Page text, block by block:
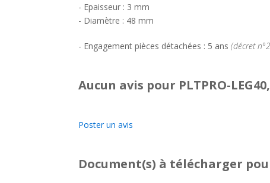
- Epaisseur : 3 mm
- Diamètre : 48 mm
- Engagement pièces détachées : 5 ans (décret
Aucun avis pour PLTPRO-
Poster un avis
Document(s) à télécharger